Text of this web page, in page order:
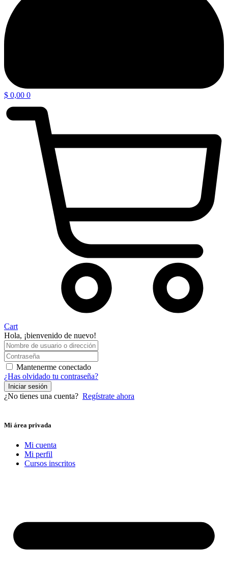
$ 0,00 0
Cart
Hola, ¡bienvenido de nuevo!
Mantenerme conectado
¿Has olvidado tu contraseña?
Iniciar sesión
¿No tienes una cuenta? Regístrate ahora
Mi área privada
Mi cuenta
Mi perfil
Cursos inscritos